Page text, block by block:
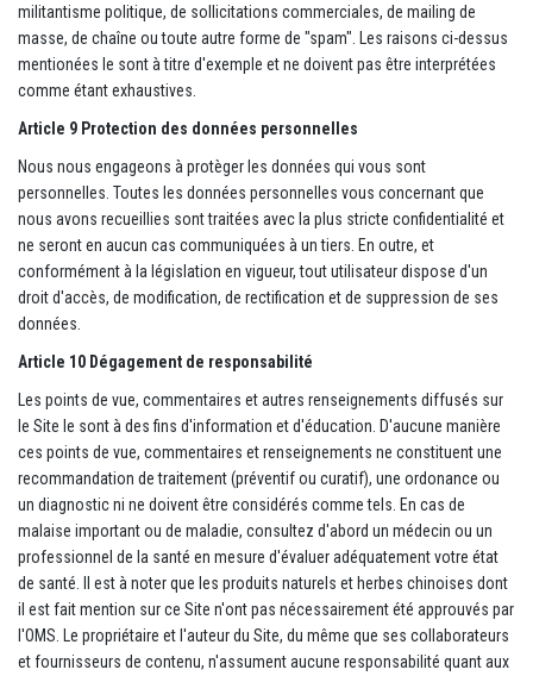
militantisme politique, de sollicitations commerciales, de mailing de
masse, de chaîne ou toute autre forme de "spam". Les raisons ci-dessus
mentionées le sont à titre d'exemple et ne doivent pas être interprétées
comme étant exhaustives.
Article 9 Protection des données personnelles
Nous nous engageons à protèger les données qui vous sont
personnelles. Toutes les données personnelles vous concernant que
nous avons recueillies sont traitées avec la plus stricte confidentialité et
ne seront en aucun cas communiquées à un tiers. En outre, et
conformément à la législation en vigueur, tout utilisateur dispose d'un
droit d'accès, de modification, de rectification et de suppression de ses
données.
Article 10 Dégagement de responsabilité
Les points de vue, commentaires et autres renseignements diffusés sur
le Site le sont à des fins d'information et d'éducation. D'aucune manière
ces points de vue, commentaires et renseignements ne constituent une
recommandation de traitement (préventif ou curatif), une ordonance ou
un diagnostic ni ne doivent être considérés comme tels. En cas de
malaise important ou de maladie, consultez d'abord un médecin ou un
professionnel de la santé en mesure d'évaluer adéquatement votre état
de santé. Il est à noter que les produits naturels et herbes chinoises dont
il est fait mention sur ce Site n'ont pas nécessairement été approuvés par
l'OMS. Le propriétaire et l'auteur du Site, du même que ses collaborateurs
et fournisseurs de contenu, n'assument aucune responsabilité quant aux